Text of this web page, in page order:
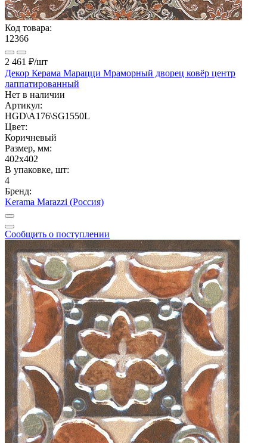
Код товара:
12366
2 461 ₽/шт
Декор Керама Марацци Мраморный дворец ковёр центр
лаппатированный
Нет в наличии
Артикул:
HGD\A176\SG1550L
Цвет:
Коричневый
Размер, мм:
402x402
В упаковке, шт:
4
Бренд:
Kerama Marazzi (Россия)
Сообщить о поступлении